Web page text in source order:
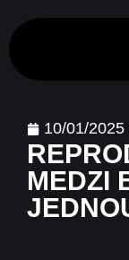
10/01/2025
MEDZI